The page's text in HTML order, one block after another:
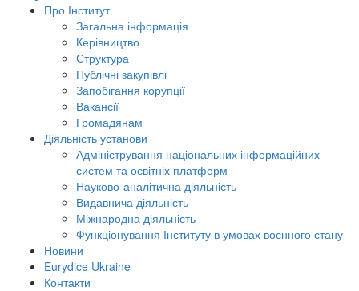
Про Інститут
Загальна інформація
Керівництво
Структура
Публічні закупівлі
Запобігання корупції
Вакансії
Громадянам
Діяльність установи
Адміністрування національних інформаційних
систем та освітніх платформ
Науково-аналітична діяльність
Видавнича діяльність
Міжнародна діяльність
Функціонування Інституту в умовах воєнного стану
Новини
Eurydice Ukraine
Контакти